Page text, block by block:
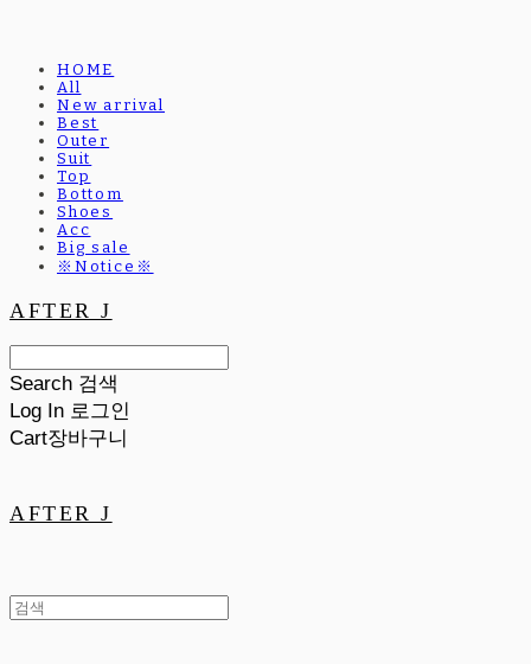
HOME
All
New arrival
Best
Outer
Suit
Top
Bottom
Shoes
Acc
Big sale
※Notice※
AFTER J
Search 검색
Log In 로그인
Cart장바구니
AFTER J